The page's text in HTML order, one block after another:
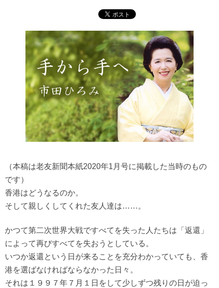
（本稿は老友新聞本紙2020年1月号に掲載した当時のもの
です）
香港はどうなるのか。
そして親しくしてくれた友人達は……。
かつて第二次世界大戦ですべてを失った人たちは「返還」
によって再びすべてを失おうとしている。
いつか返還という日が来ることを充分わかっていても、香
港を選ばなければならなかった日々。
それは１９９７年７月１日をして少しずつ残りの日が迫っ